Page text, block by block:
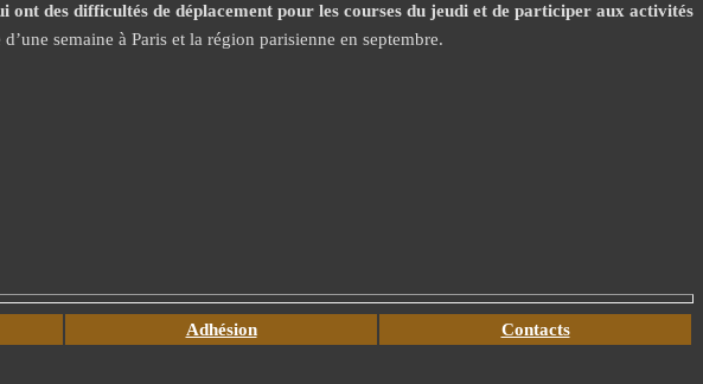
ont des difficultés de déplacement pour les courses du jeudi et de participer aux activités
semaine à Paris et la région parisienne en septembre.
Adhésion
Contacts